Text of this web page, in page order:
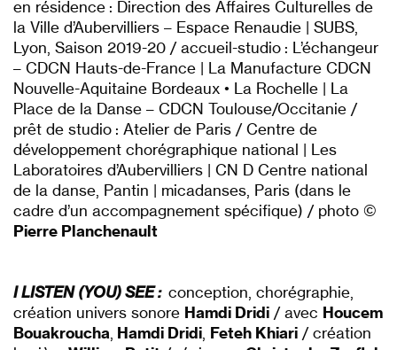
en résidence : Direction des Affaires Culturelles de
la Ville d’Aubervilliers – Espace Renaudie | SUBS,
Lyon, Saison 2019-20 / accueil-studio : L’échangeur
– CDCN Hauts-de-France | La Manufacture CDCN
Nouvelle-Aquitaine Bordeaux ‎• La Rochelle | La
Place de la Danse – CDCN Toulouse/Occitanie /
prêt de studio : Atelier de Paris / Centre de
développement chorégraphique national | Les
Laboratoires d’Aubervilliers | CN D Centre national
de la danse, Pantin | micadanses, Paris (dans le
cadre d’un accompagnement spécifique) / photo ©
Pierre Planchenault
I LISTEN (YOU) SEE : conception, chorégraphie,
création univers sonore Hamdi Dridi / avec Houcem
Bouakroucha Hamdi Dridi Feteh Khiari / création